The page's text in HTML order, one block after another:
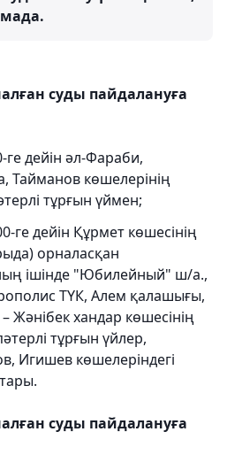
суды пайдалануға
ге дейін әл-Фараби,
Тайманов көшелерінің
тұрғын үймен;
ге дейін Құрмет көшесінің
орналасқан
ішінде "Юбилейный" ш/а.,
ТҮК, Алем қалашығы,
Жәнібек хандар көшесінің
тұрғын үйлер,
Игишев көшелеріндегі
суды пайдалануға